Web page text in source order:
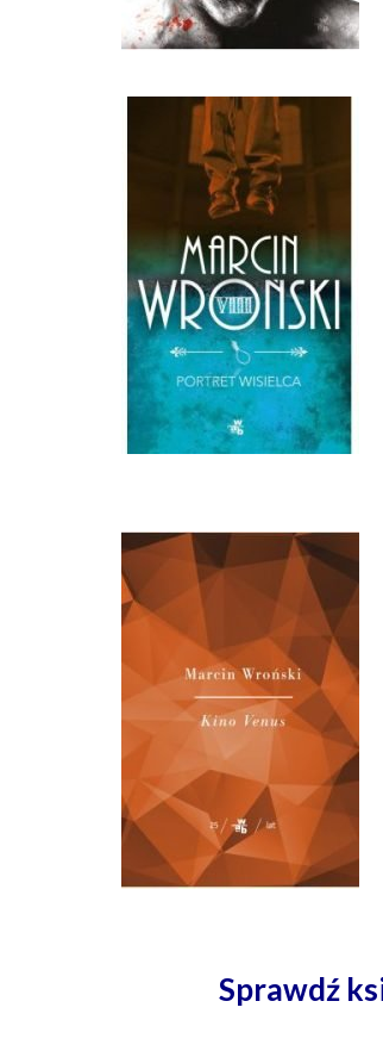
Sprawdź